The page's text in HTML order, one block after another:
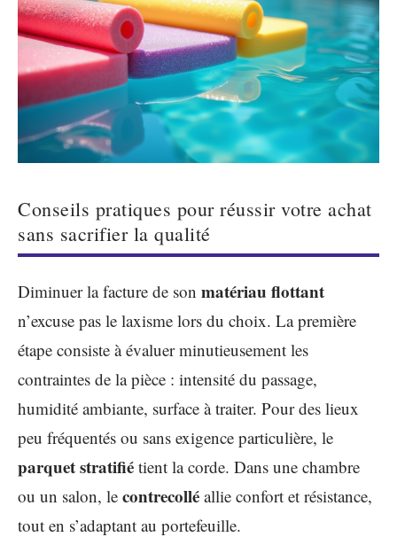
Conseils pratiques pour réussir votre achat
sans sacrifier la qualité
Diminuer la facture de son matériau flottant
n’excuse pas le laxisme lors du choix. La première
étape consiste à évaluer minutieusement les
contraintes de la pièce : intensité du passage,
humidité ambiante, surface à traiter. Pour des lieux
peu fréquentés ou sans exigence particulière, le
parquet stratifié tient la corde. Dans une chambre
ou un salon, le contrecollé allie confort et résistance,
tout en s’adaptant au portefeuille.